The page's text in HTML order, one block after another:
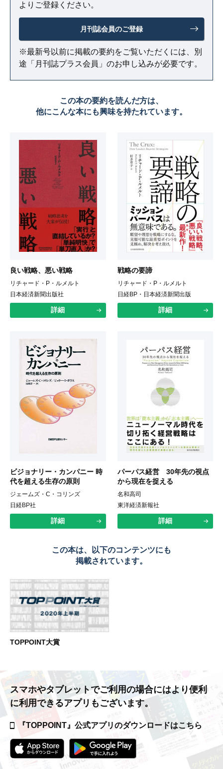
よりご登録ください。
月刊誌会員のご登録
※最新号以前に掲載の要約をご覧いただくには、別
途「月刊誌プラス会員」のお申し込みが必要です。
この本の要約を読んだ方は、
他にこんな本にも興味を持たれています。
良い戦略、悪い戦略
リチャード・P・ルメルト
日本経済新聞出版社
詳細
戦略の要諦
リチャード・P・ルメルト
日経BP・日本経済新聞出版
詳細
ビジョナリー・カンパニー 時
代を超える生存の原則
ジェームズ・C・コリンズ
日経BP社
詳細
パーパス経営 30年先の視点
から現在を捉える
名和高司
東洋経済新報社
詳細
この本は、以下のコンテンツにも
掲載されています。
TOPPOINT大賞
スマホやタブレットでご利用の場合にはより便利
に利用できるアプリもございます。
『TOPPOINT』公式アプリのダウンロードはこちら